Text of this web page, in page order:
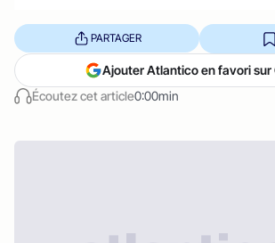
Écoutez cet article0:00min
PARTAGER
Ajouter Atlantico en favori sur